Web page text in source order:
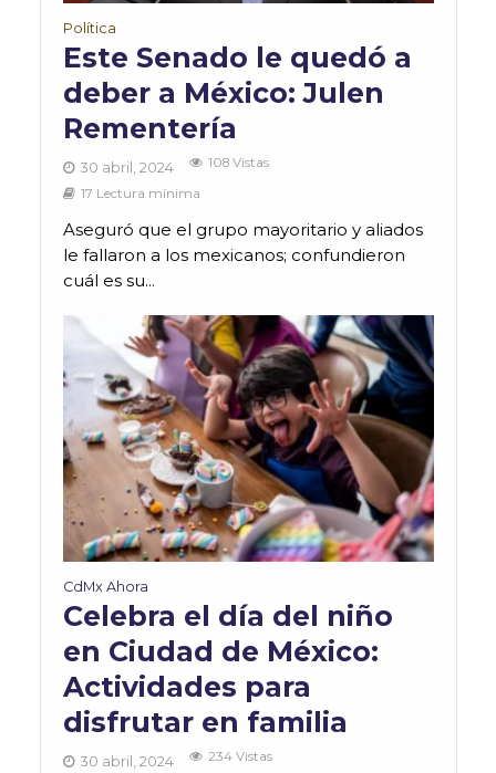
Política
Este Senado le quedó a
deber a México: Julen
Rementería
30 abril, 2024
108 Vistas
17 Lectura mínima
Aseguró que el grupo mayoritario y aliados
le fallaron a los mexicanos; confundieron
cuál es su...
CdMx Ahora
Celebra el día del niño
en Ciudad de México:
Actividades para
disfrutar en familia
30 abril, 2024 234 Vistas